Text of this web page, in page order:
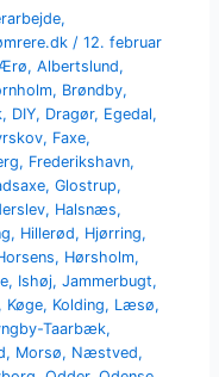
,
/12. februar
,Albertslund,
, Brøndby,
, DIY, Dragør, Egedal,
, Faxe,
, Frederikshavn,
,Glostrup,
, Halsnæs,
, Hillerød, Hjørring,
, Hørsholm,
, Ishøj,Jammerbugt,
, Køge, Kolding, Læsø,
Taarbæk,
, Morsø, Næstved,